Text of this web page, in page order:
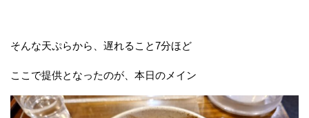
そんな天ぷらから、遅れること7分ほど
ここで提供となったのが、本日のメイン